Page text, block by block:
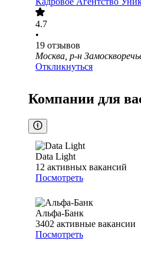
4.7
•
19 отзывов
Москва, р-н
Откликнуться
Компании для
Data Light
12 активных вакансий
Посмотреть
Альфа-Банк
3402 активные вакансии
Посмотреть